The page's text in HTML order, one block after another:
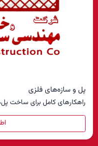
پل و سازه‌های فلزی
راهکارهای کامل برای ساخت